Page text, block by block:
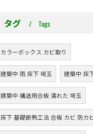
タグ Tags
カラーボックス カビ取り
建築中 雨 床下 埼玉 建築中 床
建築中 構造用合板 濡れた 埼玉
床下 基礎断熱工法 合板 カビ 防カ